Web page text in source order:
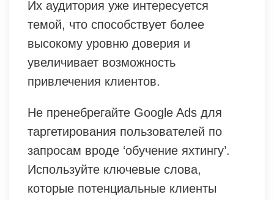
Их аудитория уже интересуется
темой, что способствует более
высокому уровню доверия и
увеличивает возможность
привлечения клиентов.
Не пренебрегайте Google Ads для
таргетирования пользователей по
запросам вроде ‘обучение яхтингу’.
Используйте ключевые слова,
которые потенциальные клиенты